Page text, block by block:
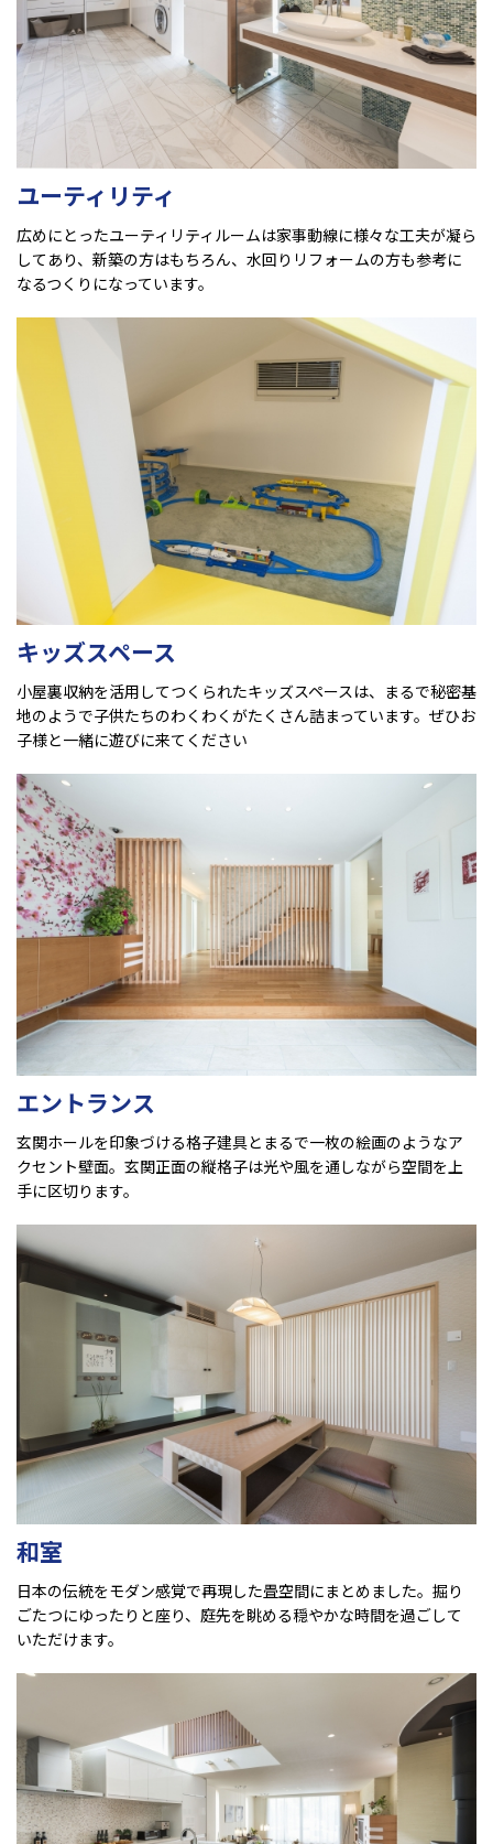
ユーティリティ
広めにとったユーティリティルームは家事動線に様々な工夫が凝ら
してあり、新築の方はもちろん、水回りリフォームの方も参考に
なるつくりになっています。
キッズスペース
小屋裏収納を活用してつくられたキッズスペースは、まるで秘密基
地のようで子供たちのわくわくがたくさん詰まっています。ぜひお
子様と一緒に遊びに来てください
エントランス
玄関ホールを印象づける格子建具とまるで一枚の絵画のようなア
クセント壁面。玄関正面の縦格子は光や風を通しながら空間を上
手に区切ります。
和室
日本の伝統をモダン感覚で再現した畳空間にまとめました。掘り
ごたつにゆったりと座り、庭先を眺める穏やかな時間を過ごして
いただけます。